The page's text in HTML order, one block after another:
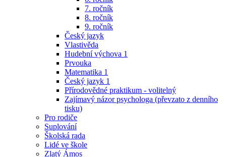
7. ročník
8. ročník
9. ročník
Český jazyk
Vlastivěda
Hudební výchova 1
Prvouka
Matematika 1
Český jazyk 1
Přírodovědné praktikum - volitelný
Zajímavý názor psychologa (převzato z denního
tisku)
Pro rodiče
Suplování
Školská rada
Lidé ve škole
Zlatý Ámos